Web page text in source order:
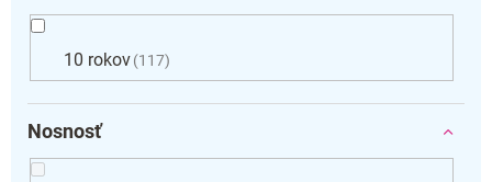
10 rokov 117
Nosnosť